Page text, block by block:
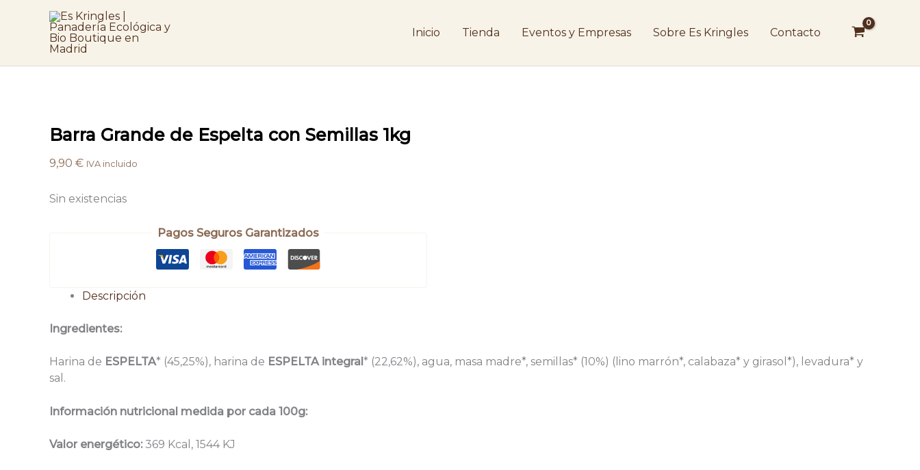
contenido
Inicio Tienda Eventos y Empresas Sobre Es Kringles Contacto
Barra Grande de Espelta con Semillas 1kg
9,90 € IVA incluido
Sin existencias
Pagos Seguros Garantizados
Descripción
Ingredientes:
Harina de ESPELTA* (45,25%), harina de ESPELTA integral* (22,62%), agua, masa madre*, semillas* (10%) (lino marrón*, calabaza* y girasol*), levadura* y
sal.
Información nutricional medida por cada 100g:
Valor energético: 369 Kcal, 1544 KJ